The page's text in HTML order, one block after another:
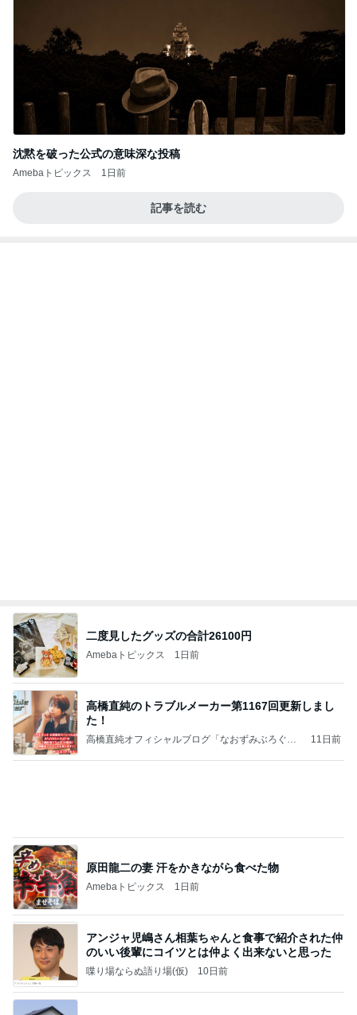
沈黙を破った公式の意味深な投稿
Amebaトピックス 1日前
記事を読む
二度見したグッズの合計26100円
Amebaトピックス 1日前
高橋直純のトラブルメーカー第1167回更新しまし
た！
高橋直純オフィシャルブログ「なおずみぶろぐ」
11日前
原田龍二の妻 汗をかきながら食べた物
Amebaトピックス 1日前
アンジャ児嶋さん相葉ちゃんと食事で紹介された仲
のいい後輩にコイツとは仲よく出来ないと思った
喋り場ならぬ語り場(仮) 10日前